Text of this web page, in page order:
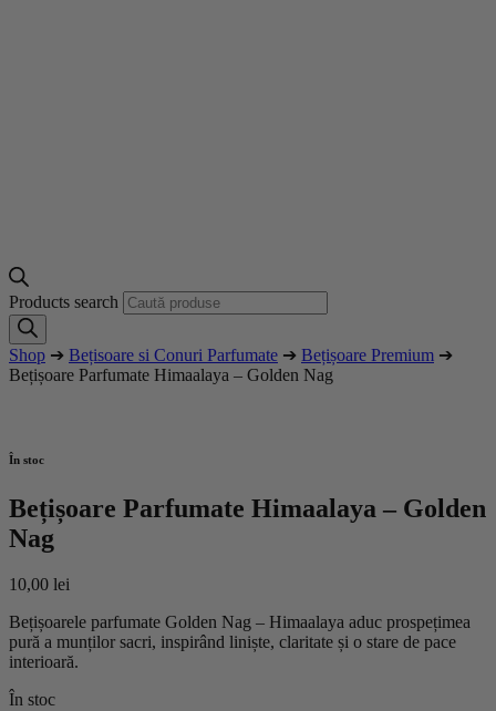
Products search
Shop ➔ Bețisoare si Conuri Parfumate ➔ Bețișoare Premium ➔
Bețișoare Parfumate Himaalaya – Golden Nag
În stoc
Bețișoare Parfumate Himaalaya – Golden
Nag
10,00 lei
Bețișoarele parfumate Golden Nag – Himaalaya aduc prospețimea
pură a munților sacri, inspirând liniște, claritate și o stare de pace
interioară.
În stoc